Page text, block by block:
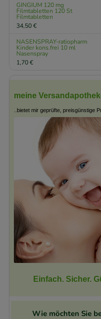
GINGIUM 120 mg
Filmtabletten 120 St
Filmtabletten
34,50 €
NASENSPRAY-ratiopharm
Kinder kons.frei 10 ml
Nasenspray
1,70 €
meine
..bietet mir geprüfte, preisgünstige
Einfach. Sicher.
Wie möchten Sie